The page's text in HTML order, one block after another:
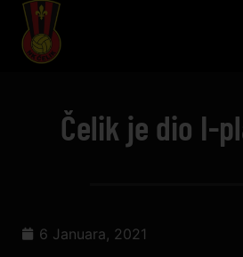
Čelik je dio I-
6 Januara, 2021